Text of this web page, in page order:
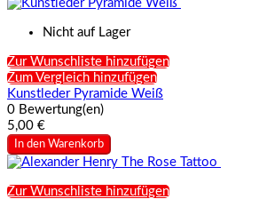
Nicht auf Lager
Zur Wunschliste hinzufügen
Zum Vergleich hinzufügen
Kunstleder Pyramide Weiß
0 Bewertung(en)
5,00 €
In den Warenkorb
Zur Wunschliste hinzufügen